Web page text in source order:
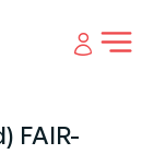
Open
FAIR-